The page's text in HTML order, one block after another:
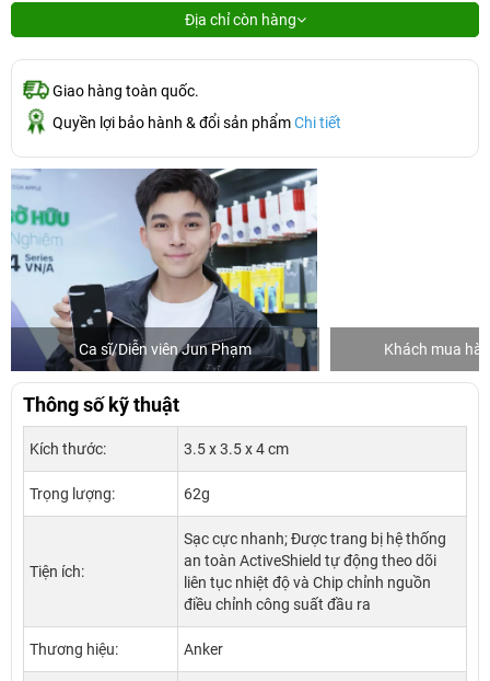
Địa chỉ còn hàng
Giao hàng toàn quốc.
Quyền lợi bảo hành & đổi sản phẩmChi tiết
Ca sĩ/Diễn viên Jun Phạm Khách mua
Thông số kỹ thuật
Kích thước: 3.5 x 3.5 x 4 cm
Trọng lượng: 62g
Tiện ích:
Sạc cực nhanh; Được trang bị hệ thống
an toàn ActiveShield tự động theo dõi
liên tục nhiệt độ và Chip chỉnh nguồn
điều chỉnh công suất đầu ra
Thương hiệu: Anker